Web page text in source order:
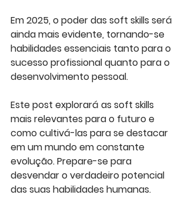
Em 2025, o poder das soft skills será
ainda mais evidente, tornando-se
habilidades essenciais tanto para o
sucesso profissional quanto para o
desenvolvimento pessoal.
Este post explorará as soft skills
mais relevantes para o futuro e
como cultivá-las para se destacar
em um mundo em constante
evolução. Prepare-se para
desvendar o verdadeiro potencial
das suas habilidades humanas.